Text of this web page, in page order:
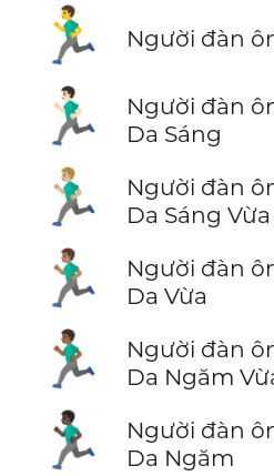
🏃‍♂️ Người đàn
🏃🏻‍♂️
Người đàn
Da Sáng
🏃🏼‍♂️
Người đàn
Da Sáng Vừa
🏃🏽‍♂️
Người đàn
Da Vừa
🏃🏾‍♂️
Người đàn
Da Ngăm
🏃🏿‍♂️
Người đàn
Da Ngăm